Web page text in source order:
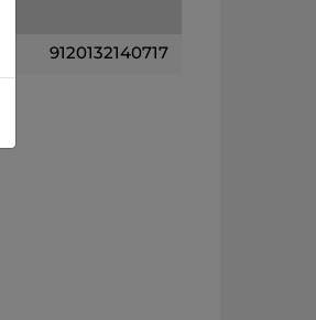
9120132140717